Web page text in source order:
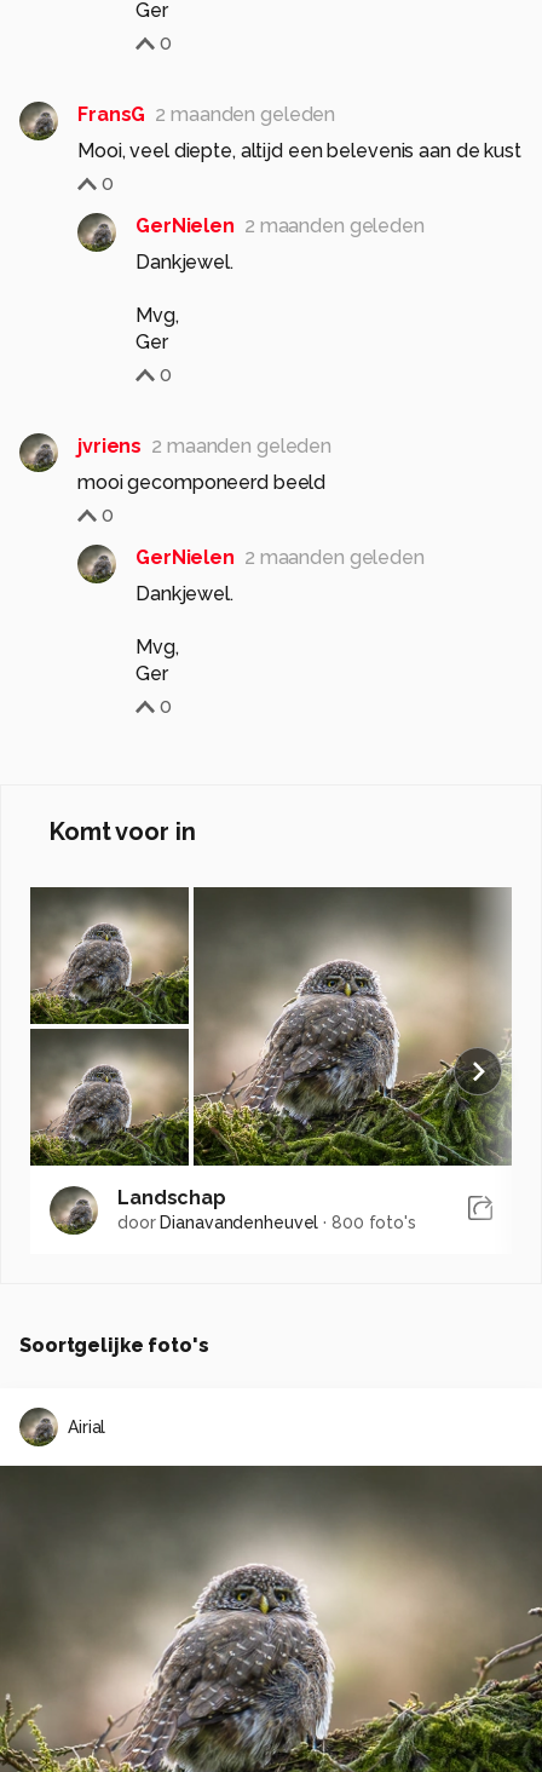
Ger
0
FransG 2 maanden geleden
Mooi, veel diepte, altijd een belevenis aan de kust
0
GerNielen 2 maanden geleden
Dankjewel.
Mvg,
Ger
0
jvriens 2 maanden geleden
mooi gecomponeerd beeld
0
GerNielen 2 maanden geleden
Dankjewel.
Mvg,
Ger
0
Komt voor in
Landschap
door Dianavandenheuvel · 800 foto's
Soortgelijke foto's
Airial